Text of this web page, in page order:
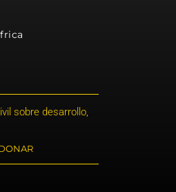
sobre desarrollo,